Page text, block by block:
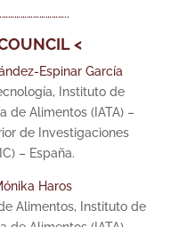
<
Espinar García
Instituto de
de Alimentos (IATA) –
de Investigaciones
– España.
Haros
Alimentos, Instituto de